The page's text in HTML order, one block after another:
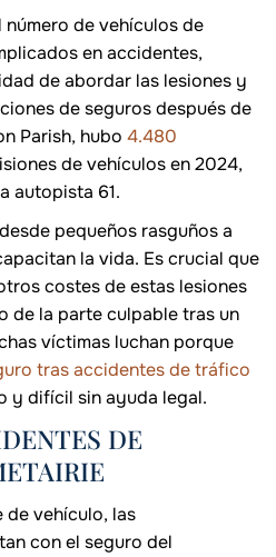
número de vehículos de
en accidentes,
de abordar las lesiones y
de seguros después de
Parish, hubo 4.480
de vehículos en 2024,
autopista 61.
pequeños rasguños a
la vida. Es crucial que
costes de estas lesiones
de la parte culpable tras un
víctimas luchan porque
tras accidentes de tráfico
y difícil sin ayuda legal.
DE
de vehículo, las
con el seguro del